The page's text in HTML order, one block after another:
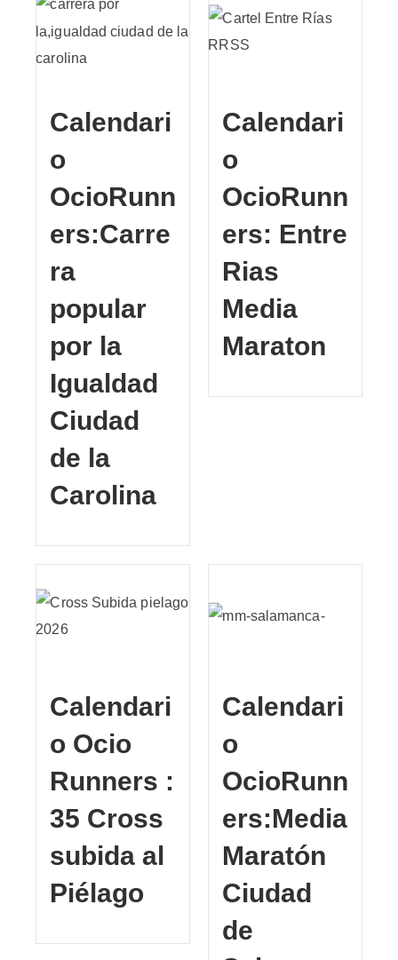
Calendari
o
OcioRunn
ers:Carre
ra
popular
por la
Igualdad
Ciudad
de la
Carolina
Calendari
o
OcioRunn
ers: Entre
Rias
Media
Maraton
Calendari
o Ocio
Runners :
35 Cross
subida al
Piélago
Calendari
o
OcioRunn
ers:Media
Maratón
Ciudad
de